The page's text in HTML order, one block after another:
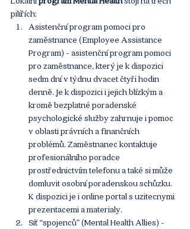
pilířích:
Asistenční program pomoci pro
zaměstnance (Employee Assistance
Program) - asistenční program pomoci
pro zaměstnance, který je k dispozici
sedm dní v týdnu dvacet čtyři hodin
denně. Je k dispozici i jejich blízkým a
kromě bezplatné poradenské
psychologické služby zahrnuje i pomoc
v oblasti právních a finančních
problémů. Zaměstnanec kontaktuje
profesionálního poradce
prostřednictvím telefonu a také si může
domluvit osobní poradenskou schůzku.
K dispozici je i online portal s uzitecnymi
prezentacemi a materialy.
Síť “spojenců” (Mental Health Allies) -